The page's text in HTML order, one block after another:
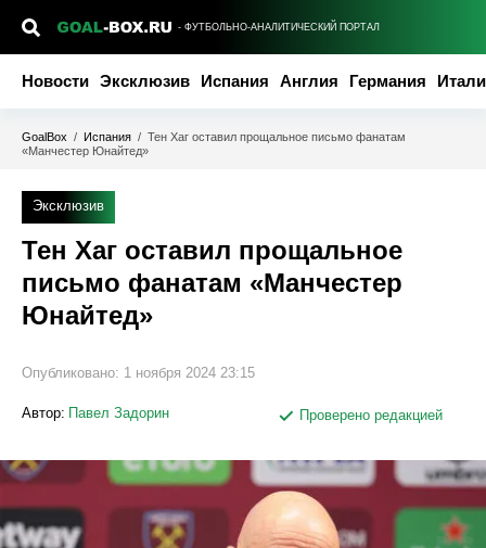
- ФУТБОЛЬНО-АНАЛИТИЧЕСКИЙ ПОРТАЛ
Новости Эксклюзив Испания Англия Германия
GoalBox / Испания / Тен Хаг оставил прощальное письмо фанатам
«Манчестер Юнайтед»
Эксклюзив
Тен Хаг оставил прощальное
письмо фанатам «Манчестер
Юнайтед»
Опубликовано: 1 ноября 2024 23:15
Автор: Павел Задорин Проверено редакцией